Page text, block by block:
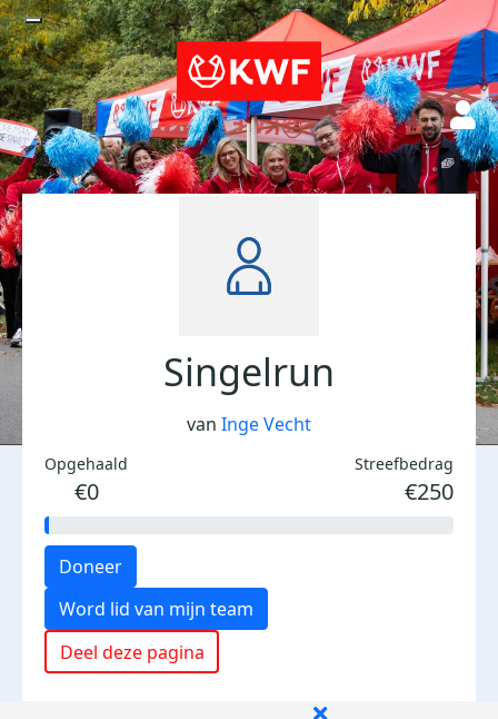
Singelrun
van Inge Vecht
Opgehaald
€0
Streefbedrag
€250
Doneer
Word lid van mijn team
Deel deze pagina